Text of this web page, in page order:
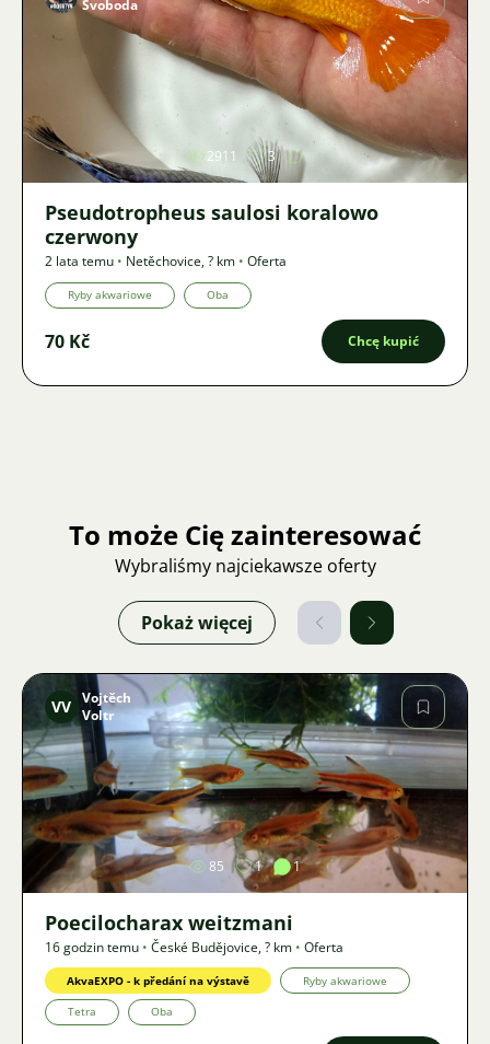
Zdjęcie
Svoboda
2911 3
Pseudotropheus saulosi koralowo
czerwony
2 lata temu • Netěchovice,? km • Oferta
Ryby akwariowe Oba
70 Kč Chcę kupić
To może Cię zainteresować
Wybraliśmy najciekawsze oferty
Pokaż więcej
Zdjęcie
VV Vojtěch
Voltr
85 1 1
Poecilocharax weitzmani
16 godzin temu • České Budějovice,? km • Oferta
AkvaEXPO - k předání na výstavě Ryby akwariowe
Tetra Oba